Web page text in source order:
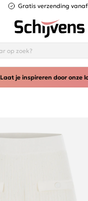
Gratis verzending
Laat je inspireren door onze